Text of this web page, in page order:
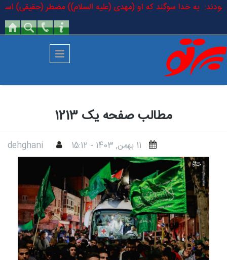
رفتن به محتوای اصلی
فرمودند: به خدا سوگند که او (مهدی (علیه السلام)) مضطر (حقیقی)
مطالب صفحه یک 1213
11 بهمن, 1403 - 15:12 dehghani